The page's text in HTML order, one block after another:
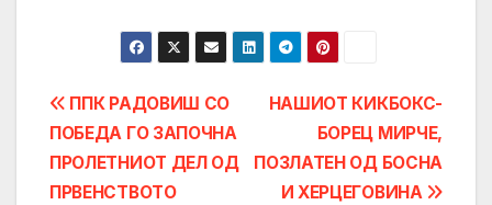
Post
navigation
НАШИОТ КИКБОКС-
БОРЕЦ МИРЧЕ,
ПОЗЛАТЕН ОД БОСНА
И ХЕРЦЕГОВИНА
ППК РАДОВИШ СО
ПОБЕДА ГО ЗАПОЧНА
ПРОЛЕТНИОТ ДЕЛ ОД
ПРВЕНСТВОТО